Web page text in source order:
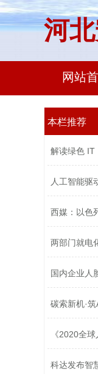
河
网站
本栏推荐
解读绿色 IT
人工智能驱
西媒：以色